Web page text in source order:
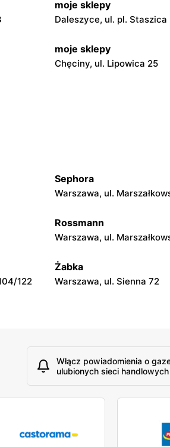
moje sklepy
Daleszyce, ul. pl. Staszica
moje sklepy
Chęciny, ul. Lipowica 25
moje sklepy
Tczew, ul. Franciszka
moje sklepy
Opole, ul. Grudzicka 45
Sephora
Warszawa, ul.
Rossmann
Warszawa, ul.
122
Żabka
Warszawa, ul. Sienna 72
Włącz powiadomienia o
ulubionych sieci handlowych